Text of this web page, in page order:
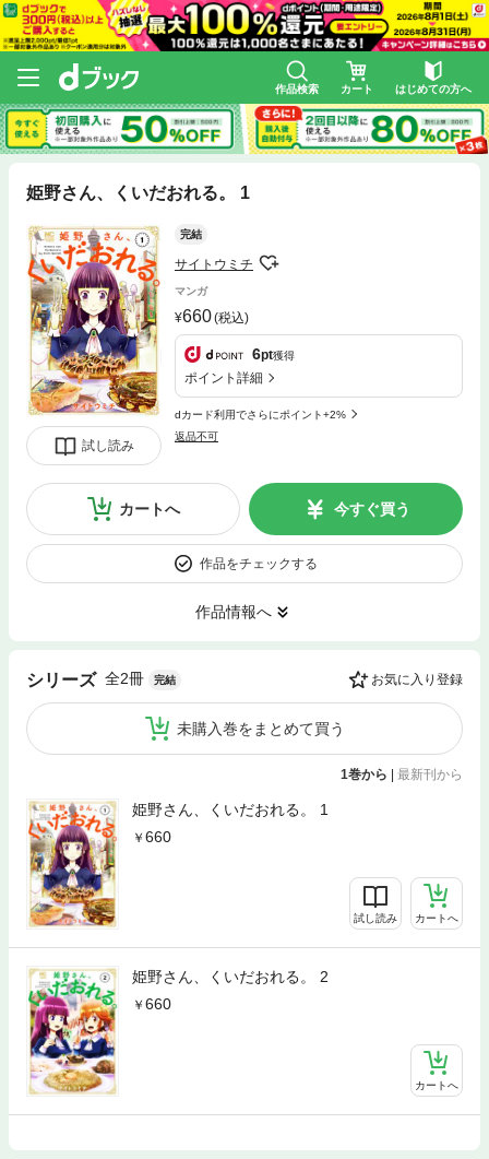
作品検索 カート はじめての方へ
姫野さん、くいだおれる。 1
試し読み
完結
サイトウミチ
マンガ
660(税込)
6pt獲得
ポイント詳細
dカード利用でさらにポイント+2%
返品不可
カートへ 今すぐ買う
作品をチェックする
作品情報へ
シリーズ 全2冊 完結 お気に入り登録
未購入巻をまとめて買う
1巻から | 最新刊から
姫野さん、くいだおれる。 1
660
試し読み カートへ
姫野さん、くいだおれる。 2
660
カートへ